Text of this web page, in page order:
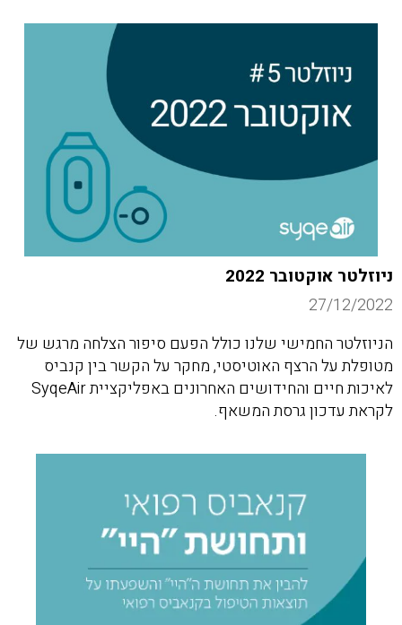
ניוזלטר אוקטובר 2022
27/12/2022
הניוזלטר החמישי שלנו כולל הפעם סיפור הצלחה מרגש של
מטופלת על הרצף האוטיסטי, מחקר על הקשר בין קנביס
לאיכות חיים והחידושים האחרונים באפליקציית SyqeAir
לקראת עדכון גרסת המשאף.